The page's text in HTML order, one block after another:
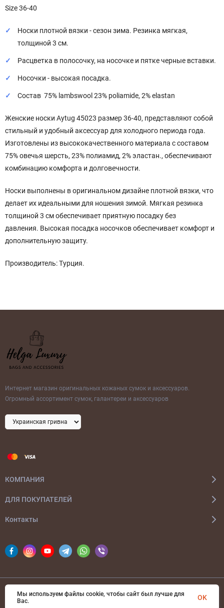
Size 36-40
Носки плотной вязки - сезон зима. Резинка мягкая,
толщиной 3 см.
Расцветка в полосочку, на носочке и пятке черные вставки.
Носочки - высокая посадка.
Состав 75% lambswool 23% poliamide, 2% elastan
Женские носки Aytug 45023 размер 36-40, представляют собой
стильный и удобный аксессуар для холодного периода года.
Изготовлены из высококачественного материала с составом
75% овечья шерсть, 23% полиамид, 2% эластан., обеспечивают
комбинацию комфорта и долговечности.
Носки выполнены в оригинальном дизайне плотной вязки, что
делает их идеальными для ношения зимой. Мягкая резинка
толщиной 3 см обеспечивает приятную посадку без
давления. Высокая посадка носочков обеспечивает комфорт и
дополнительную защиту.
Производитель: Турция.
Интернет магазин оригинальных кожаных сумок и аксессуаров.
Огромный ассортимент сумок, галантереи и аксессуаров
КОМПАНИЯ
ДЛЯ ПОКУПАТЕЛЕЙ
Контакты
© 2026 bags-ua.com Все права защищены
Мы используем файлы cookie, чтобы сайт был лучше для
Вас.
OK